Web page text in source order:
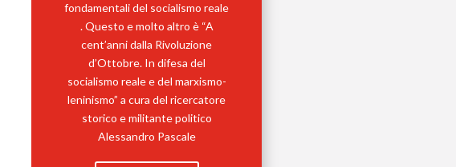
fondamentali del socialismo reale
. Questo e molto altro è “A
cent’anni dalla Rivoluzione
d’Ottobre. In difesa del
socialismo reale e del marxismo-
leninismo” a cura del ricercatore
storico e militante politico
Alessandro Pascale